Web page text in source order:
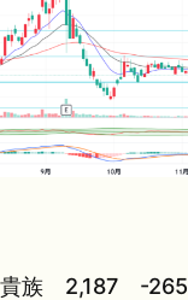
族 2,187 -265